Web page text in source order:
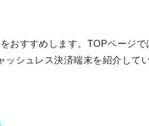
おすすめします。TOPページで
シュレス決済端末を紹介してい